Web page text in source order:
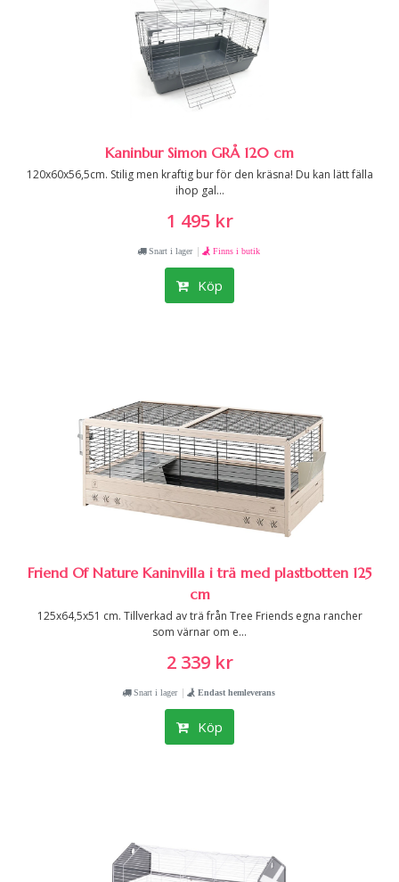
Kaninbur Simon GRÅ 120 cm
120x60x56,5cm. Stilig men kraftig bur för den kräsna! Du kan lätt fälla
ihop gal...
1 495 kr
Snart i lager | Finns i butik
Köp
Friend Of Nature Kaninvilla i trä med plastbotten 125
cm
125x64,5x51 cm. Tillverkad av trä från Tree Friends egna rancher
som värnar om e...
2 339 kr
Snart i lager | Endast hemleverans
Köp